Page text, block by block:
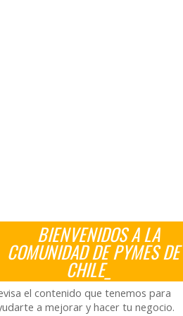
BIENVENIDOS A LA
COMUNIDAD DE PYMES DE
CHILE_
el contenido que tenemos para
a mejorar y hacer tu negocio.